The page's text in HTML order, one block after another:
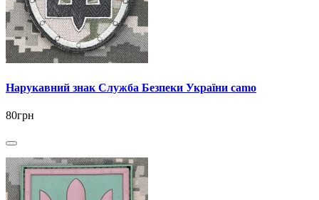
Нарукавний знак Служба Безпеки України camo
80грн